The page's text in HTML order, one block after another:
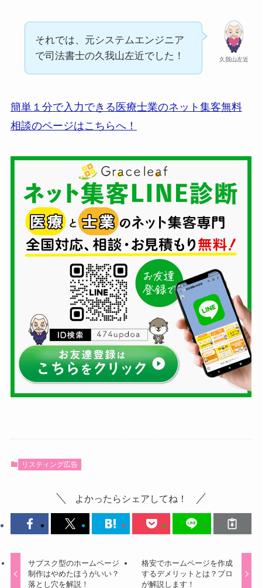
久我山左近
それでは、元システムエンジニア
で司法書士の久我山左近でした！
簡単１分で入力できる医療士業のネット集客無料
相談のページはこちらへ！
リスティング広告
よかったらシェアしてね！
サブスク型のホームページ
制作はやめたほうがいい？
落とし穴を解説！
格安でホームページを作成
するデメリットとは？プロ
が解説します！